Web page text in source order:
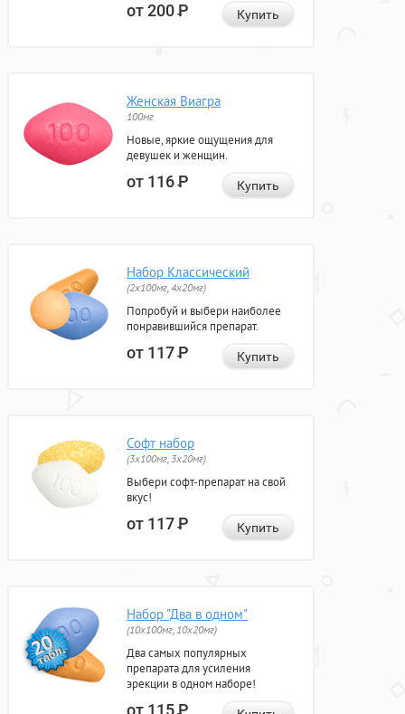
от 200Р Купить
Женская Виагра
100мг
Новые, яркие ощущения для
девушек и женщин.
от 116Р Купить
Набор Классический
(2x100мг, 4x20мг)
Попробуй и выбери наиболее
понравившийся препарат.
от 117Р Купить
Софт набор
(3x100мг, 3x20мг)
Выбери софт-препарат на свой
вкус!
от 117Р Купить
Набор "Два в одном"
(10x100мг, 10x20мг)
Два самых популярных
препарата для усиления
эрекции в одном наборе!